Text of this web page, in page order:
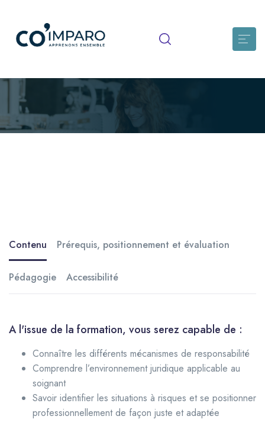
Contenu
Prérequis, positionnement et évaluation
Pédagogie Accessibilité
A l'issue de la formation, vous serez capable de :
Connaître les différents mécanismes de responsabilité
Comprendre l’environnement juridique applicable au
soignant
Savoir identifier les situations à risques et se positionner
professionnellement de façon juste et adaptée